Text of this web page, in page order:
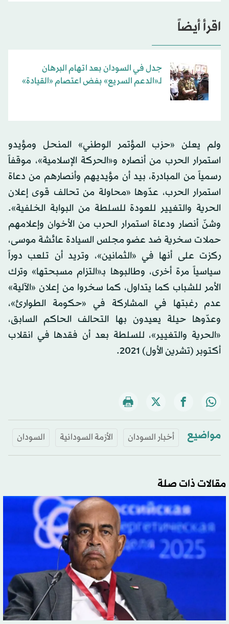
اقرأ أيضاً
جدل في السودان بعد اتهام البرهان
لـ«الدعم السريع» بفض اعتصام «القيادة»
ولم يعلن «حزب المؤتمر الوطني» المنحل ومؤيدو
استمرار الحرب من أنصاره و«الحركة الإسلامية»، موقفاً
رسمياً من المبادرة، بيد أن مؤيديهم وأنصارهم من دعاة
استمرار الحرب، عدّوها «محاولة من تحالف قوى إعلان
الحرية والتغيير للعودة للسلطة من البوابة الخلفية».
وشنّ أنصار ودعاة استمرار الحرب من الأخوان وإعلامهم
حملات سخرية ضد عضو مجلس السيادة عائشة موسى،
ركزت على أنها في «الثمانين»، وتريد أن تلعب دوراً
سياسياً مرة أخرى، وطالبوها بـ«التزام مسبحتها» وترك
الأمر للشباب كما يتداول، كما سخروا من إعلان «الآلية»
عدم رغبتها في المشاركة في «حكومة الطوارئ»،
وعدّوها حيلة يعيدون بها التحالف الحاكم السابق،
«الحرية والتغيير»، للسلطة بعد أن فقدها في انقلاب
أكتوبر (تشرين الأول) 2021.
مواضيع أخبار السودان الأزمة السودانية السودان
مقالات ذات صلة